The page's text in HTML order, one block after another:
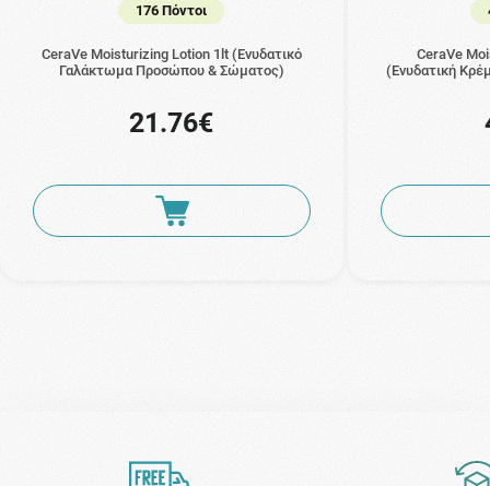
176 Πόντοι
CeraVe Moisturizing Lotion 1lt (Ενυδατικό
Γαλάκτωμα Προσώπου & Σώματος)
21.76€
CeraVe
(Ενυδατική